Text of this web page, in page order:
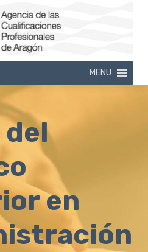
MENU
del
en